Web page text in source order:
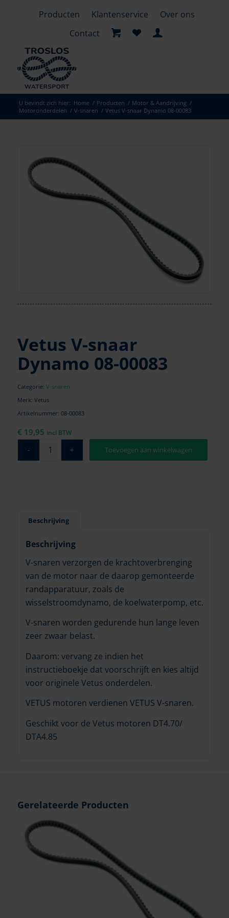
Producten Klantenservice
Over ons
Contact
U bevindt zich hier: Home / Producten / Motor & Aandrijving /
Motoronderdelen / V-snaren / Vetus V-snaar Dynamo 08-00083
Vetus V-snaar
Dynamo 08-00083
Categorie: V-snaren
Merk: Vetus
Artikelnummer: 08-00083
€ 19,95 incl BTW
Toevoegen aan winkelwagen
Beschrijving
Beschrijving
V-snaren verzorgen de krachtoverbrenging
van de motor naar de daarop gemonteerde
randapparatuur, zoals de
wisselstroomdynamo, de koelwaterpomp, etc.
V-snaren worden gedurende hun lange leven
zeer zwaar belast.
Daarom: vervang ze indien het
instructieboekje dat voorschrijft en kies altijd
voor originele Vetus onderdelen.
VETUS motoren verdienen VETUS V-snaren.
Geschikt voor de Vetus motoren DT4.70/
DTA4.85
Gerelateerde Producten